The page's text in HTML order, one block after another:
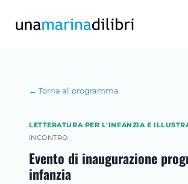
← Torna al programma
LETTERATURA PER L'INFANZIA E
INCONTRO
Evento di inaugurazione
infanzia